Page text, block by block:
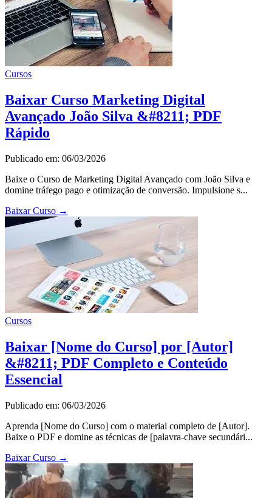
Cursos
Baixar Curso Marketing Digital
Avançado João Silva &#8211; PDF
Rápido
Publicado em: 06/03/2026
Baixe o Curso de Marketing Digital Avançado com João Silva e
domine tráfego pago e otimização de conversão. Impulsione s...
Baixar Curso →
Cursos
Baixar [Nome do Curso] por [Autor]
&#8211; PDF Completo e Conteúdo
Essencial
Publicado em: 06/03/2026
Aprenda [Nome do Curso] com o material completo de [Autor].
Baixe o PDF e domine as técnicas de [palavra-chave secundári...
Baixar Curso →